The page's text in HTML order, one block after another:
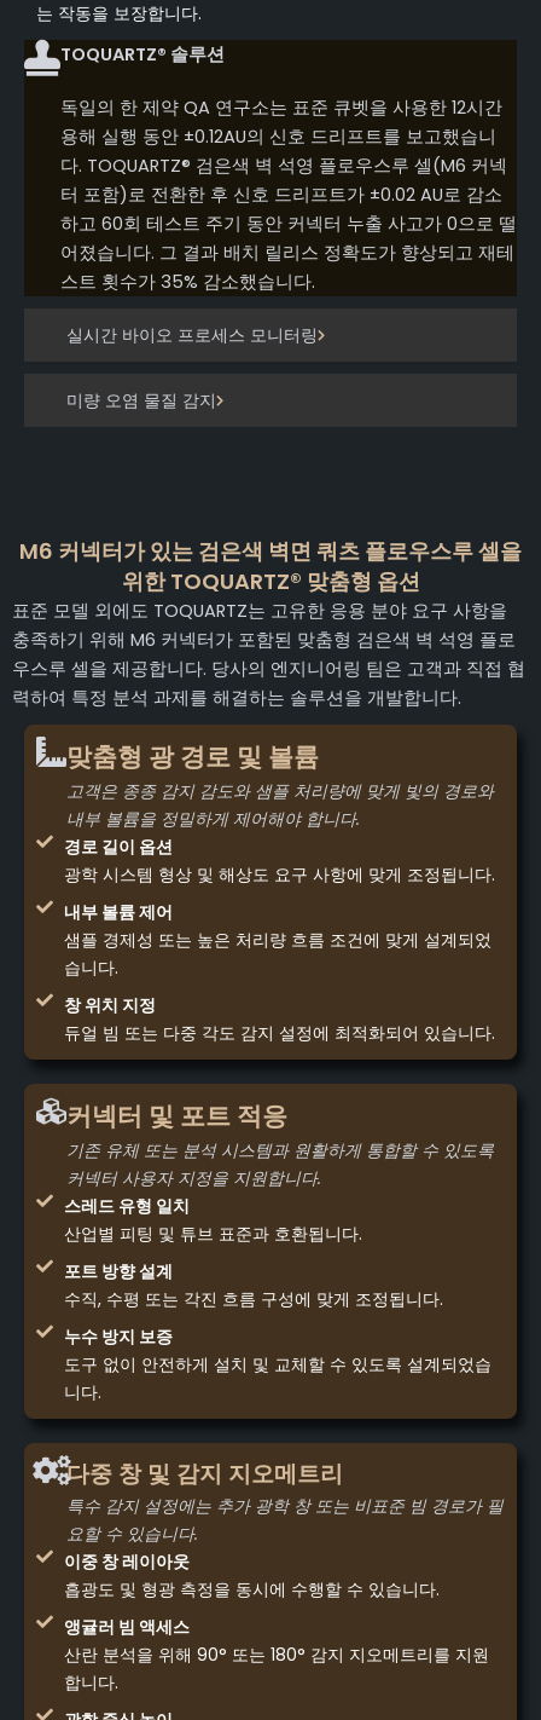
실시간 바이오 프로세스 모니터링
미량 오염 물질 감지
는 작동을 보장합니다.
TOQUARTZ® 솔루션
독일의 한 제약 QA 연구소는 표준 큐벳을 사용한 12시간
용해 실행 동안 ±0.12AU의 신호 드리프트를 보고했습니
다. TOQUARTZ® 검은색 벽 석영 플로우스루 셀(M6 커넥
터 포함)로 전환한 후 신호 드리프트가 ±0.02 AU로 감소
하고 60회 테스트 주기 동안 커넥터 누출 사고가 0으로 떨
어졌습니다. 그 결과 배치 릴리스 정확도가 향상되고 재테
스트 횟수가 35% 감소했습니다.
M6 커넥터가 있는 검은색 벽면 쿼츠 플로우스루 셀을
위한 TOQUARTZ® 맞춤형 옵션
표준 모델 외에도 TOQUARTZ는 고유한 응용 분야 요구 사항을
충족하기 위해 M6 커넥터가 포함된 맞춤형 검은색 벽 석영 플로
우스루 셀을 제공합니다. 당사의 엔지니어링 팀은 고객과 직접 협
력하여 특정 분석 과제를 해결하는 솔루션을 개발합니다.
맞춤형 광 경로 및 볼륨
고객은 종종 감지 감도와 샘플 처리량에 맞게 빛의 경로와
내부 볼륨을 정밀하게 제어해야 합니다.
경로 길이 옵션
광학 시스템 형상 및 해상도 요구 사항에 맞게 조정됩니다.
내부 볼륨 제어
샘플 경제성 또는 높은 처리량 흐름 조건에 맞게 설계되었
습니다.
창 위치 지정
듀얼 빔 또는 다중 각도 감지 설정에 최적화되어 있습니다.
커넥터 및 포트 적응
기존 유체 또는 분석 시스템과 원활하게 통합할 수 있도록
커넥터 사용자 지정을 지원합니다.
스레드 유형 일치
산업별 피팅 및 튜브 표준과 호환됩니다.
포트 방향 설계
수직, 수평 또는 각진 흐름 구성에 맞게 조정됩니다.
누수 방지 보증
도구 없이 안전하게 설치 및 교체할 수 있도록 설계되었습
니다.
다중 창 및 감지 지오메트리
특수 감지 설정에는 추가 광학 창 또는 비표준 빔 경로가 필
요할 수 있습니다.
이중 창 레이아웃
흡광도 및 형광 측정을 동시에 수행할 수 있습니다.
앵귤러 빔 액세스
산란 분석을 위해 90° 또는 180° 감지 지오메트리를 지원
합니다.